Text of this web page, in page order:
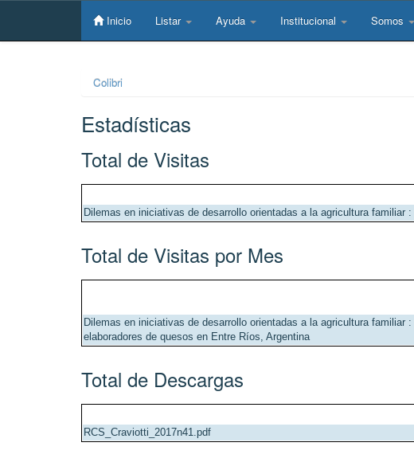
Skip
Inicio Listar Ayuda Institucional Somos
Colibri
Estadísticas
Total de Visitas
Dilemas en iniciativas de desarrollo orientadas a la agricultura
Total de Visitas por Mes
Dilemas en iniciativas de desarrollo orientadas a la agricultura familiar
elaboradores de quesos en Entre Ríos, Argentina
Total de Descargas
RCS_Craviotti_2017n41.pdf